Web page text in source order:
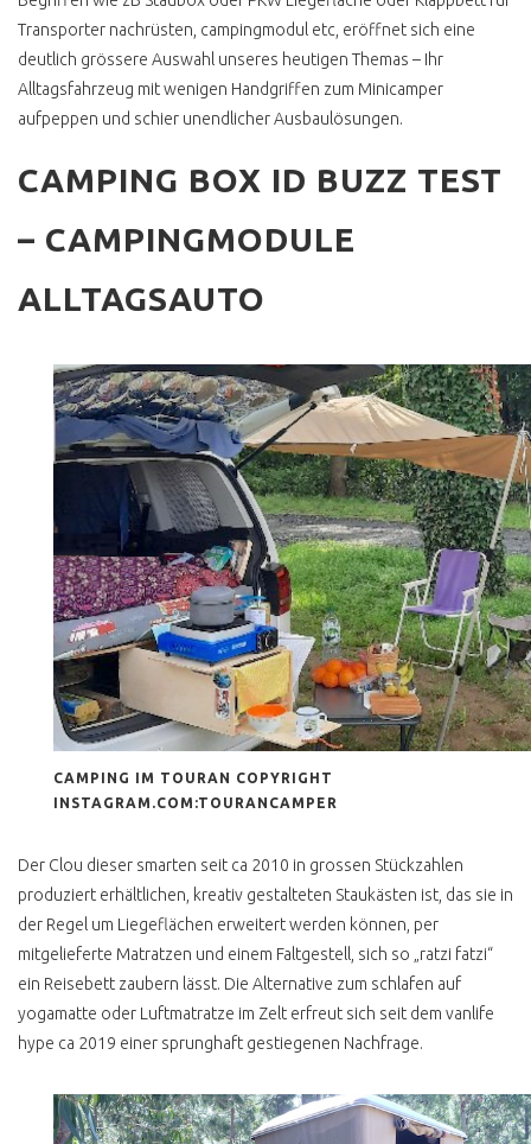
FARBGEBUNG PER ROLLE
VW BUS T1
REALITÄT
T2 ZWITTERMODELL
T2 FALTDACHCAMPER
KAUFEN
T2 HYPE HÖCHSTPREISE
WERTANLAGE T2
T2C IMPORT
T2 TECHNISCHE
VERBESSERUNGEN
T2 LENKGETRIEBE
WARNUNG
T2 FLACHDACHCAMPER
T2 ÖLKÜHLER
T2 3 PUNKTGURTE
HINTEN NACHRÜSTEN
T2 HOCHDACH
FLUGZEUGMOTOR IM VW
ROST & RESTAURATION
Transporter nachrüsten, campingmodul etc, eröffnet sich eine
deutlich grössere Auswahl unseres heutigen Themas – Ihr
Alltagsfahrzeug mit wenigen Handgriffen zum Minicamper
aufpeppen und schier unendlicher Ausbaulösungen.
CAMPING BOX ID BUZZ TEST
– CAMPINGMODULE
ALLTAGSAUTO
CAMPING IM TOURAN COPYRIGHT
INSTAGRAM.COM:TOURANCAMPER
Der Clou dieser smarten seit ca 2010 in grossen Stückzahlen
produziert erhältlichen, kreativ gestalteten Staukästen ist, das sie in
der Regel um Liegeflächen erweitert werden können, per
mitgelieferte Matratzen und einem Faltgestell, sich so „ratzi fatzi“
ein Reisebett zaubern lässt. Die Alternative zum schlafen auf
yogamatte oder Luftmatratze im Zelt erfreut sich seit dem vanlife
hype ca 2019 einer sprunghaft gestiegenen Nachfrage.